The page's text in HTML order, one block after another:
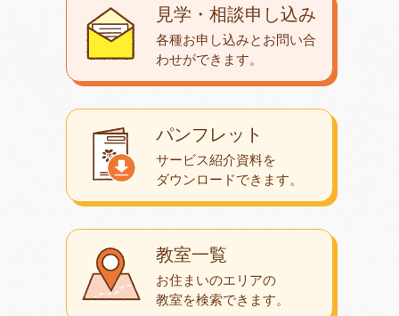
教室一覧
お住まいのエリアの
教室を検索できます。
パンフレット
サービス紹介資料を
ダウンロードできます。
見学・相談申し込み
各種お申し込みとお問い合
わせができます。